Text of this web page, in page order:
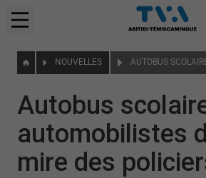
NOUVELLES
Autobus
automobilistes
mire des